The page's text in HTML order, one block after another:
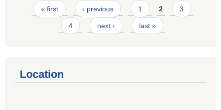
Pages
« first ‹ previous 1 2 3
4 next › last »
Location